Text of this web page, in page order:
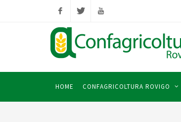
FacebookTwitter YouTube
HOME CONFAGRICOLTURA ROVIGO